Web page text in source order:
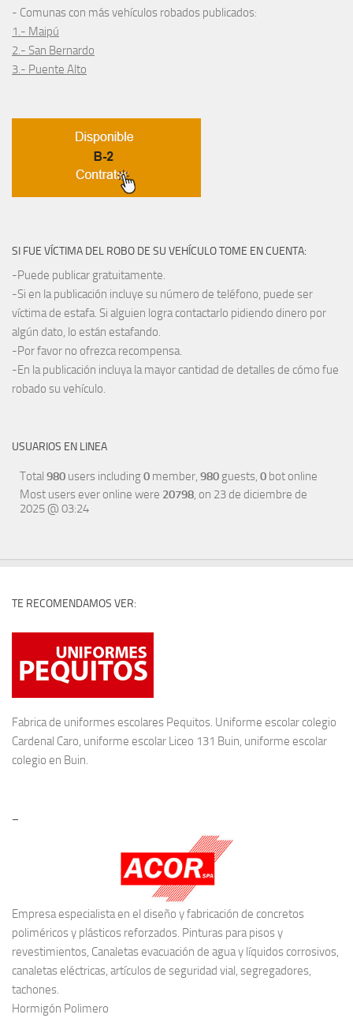
- Comunas con más vehículos robados publicados:
1.- Maipú
2.- San Bernardo
3.- Puente Alto
SI FUE VÍCTIMA DEL ROBO DE SU VEHÍCULO TOME EN CUENTA:
-Puede publicar gratuitamente.
-Si en la publicación incluye su número de teléfono, puede ser
víctima de estafa. Si alguien logra contactarlo pidiendo dinero por
algún dato, lo están estafando.
-Por favor no ofrezca recompensa.
-En la publicación incluya la mayor cantidad de detalles de cómo fue
robado su vehículo.
USUARIOS EN LINEA
Total 980 users including0 member, 980 guests, 0 bot online
Most users ever online were 20798, on 23 de diciembre de
2025 @ 03:24
TE RECOMENDAMOS VER:
Fabrica de uniformes escolares Pequitos. Uniforme escolar colegio
Cardenal Caro, uniforme escolar Liceo 131 Buin, uniforme escolar
colegio en Buin.
–
Empresa especialista en el diseño y fabricación de concretos
poliméricos y plásticos reforzados. Pinturas para pisos y
revestimientos, Canaletas evacuación de agua y líquidos corrosivos,
canaletas eléctricas, artículos de seguridad vial, segregadores,
tachones.
Hormigón Polimero